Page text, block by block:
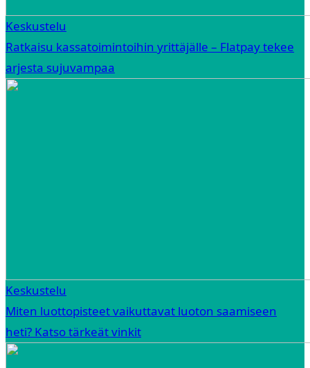
Keskustelu
Ratkaisu kassatoimintoihin yrittäjälle – Flatpay tekee
arjesta sujuvampaa
Keskustelu
Miten luottopisteet vaikuttavat luoton saamiseen
heti? Katso tärkeät vinkit